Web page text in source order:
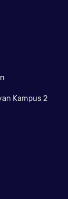
Kampus 2